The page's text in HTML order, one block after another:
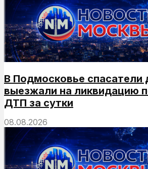
В Подмосковье
выезжали на ликвидацию
ДТП за сутки
08.08.2026